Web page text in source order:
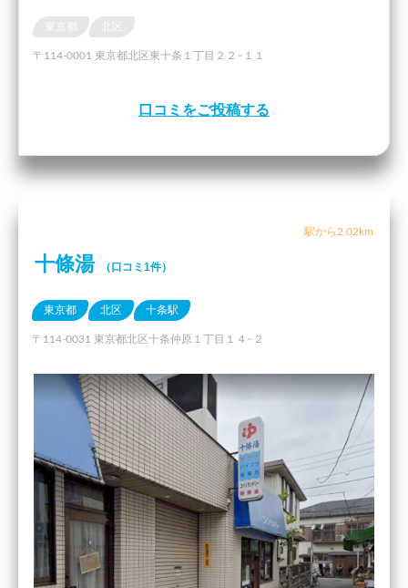
東京都 北区
〒114-0001 東京都北区東十条１丁目２２−１１
口コミをご投稿する
駅から2.02km
十條湯 （口コミ1件）
東京都 北区 十条駅
〒114-0031 東京都北区十条仲原１丁目１４−２